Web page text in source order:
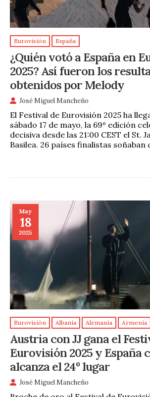
Eurovisión España
¿Quién votó a España en
2025? Así fueron los
obtenidos por Melody
José Miguel Mancheño
El Festival de Eurovisión 2025 ha
sábado 17 de mayo, la 69º edición
decisiva desde las 21:00 CEST el St.
Basilea. 26 países finalistas soñaban
May
18
2025
Eurovisión Albania Alemania Armenia
Austria con JJ gana el
Eurovisión 2025 y España
alcanza el 24º lugar
José Miguel Mancheño